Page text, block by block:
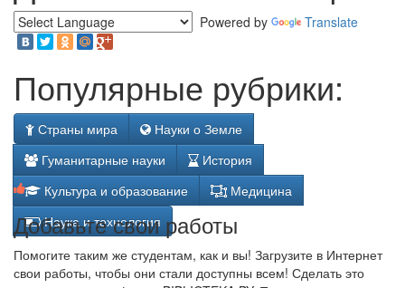
Powered by Translate
Популярные рубрики:
Страны мира
Науки о Земле
Гуманитарные науки
История
Культура и образование
Медицина
Наука и технология
Добавьте свои работы
Помогите таким же студентам, как и вы! Загрузите в Интернет
свои работы, чтобы они стали доступны всем! Сделать это